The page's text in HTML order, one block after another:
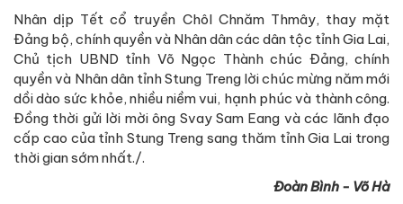
Nhân dịp Tết cổ truyền Chôl Chnăm Thmây, thay mặt
Đảng bộ, chính quyền và Nhân dân các dân tộc tỉnh Gia Lai,
Chủ tịch UBND tỉnh Võ Ngọc Thành chúc Đảng, chính
quyền và Nhân dân tỉnh Stung Treng lời chúc mừng năm mới
dồi dào sức khỏe, nhiều niềm vui, hạnh phúc và thành công.
Đồng thời gửi lời mời ông Svay Sam Eang và các lãnh đạo
cấp cao của tỉnh Stung Treng sang thăm tỉnh Gia Lai trong
thời gian sớm nhất./.
Đoàn Bình - Võ Hà